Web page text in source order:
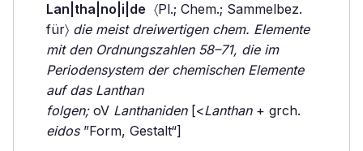
Lan|tha|no|i|de 〈Pl.; Chem.; Sammelbez.
für〉 die meist dreiwertigen chem. Elemente
mit den Ordnungszahlen 58–71, die im
Periodensystem der chemischen Elemente
auf das Lanthan
folgen;oV Lanthaniden[<Lanthan+ grch.
eidos”Form, Gestalt“]